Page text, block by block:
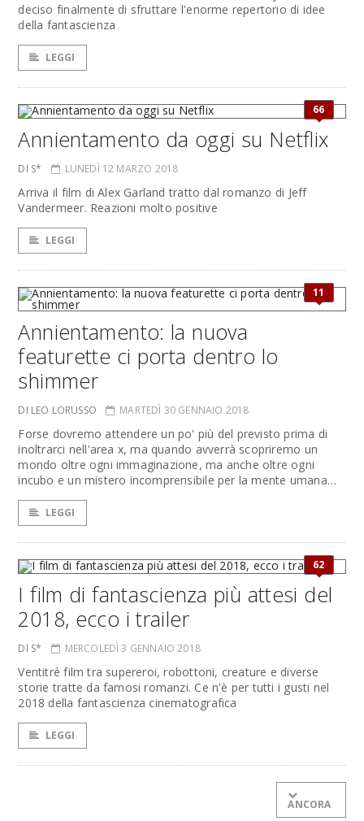
deciso finalmente di sfruttare l'enorme repertorio di idee
della fantascienza
LEGGI
66
Annientamento da oggi su Netflix
DI S* LUNEDÌ 12 MARZO 2018
Arriva il film di Alex Garland tratto dal romanzo di Jeff
Vandermeer. Reazioni molto positive
LEGGI
11
Annientamento: la nuova
featurette ci porta dentro lo
shimmer
DI LEO LORUSSO MARTEDÌ 30 GENNAIO 2018
Forse dovremo attendere un po' più del previsto prima di
inoltrarci nell'area x, ma quando avverrà scopriremo un
mondo oltre ogni immaginazione, ma anche oltre ogni
incubo e un mistero incomprensibile per la mente umana…
LEGGI
62
I film di fantascienza più attesi del
2018, ecco i trailer
DI S* MERCOLEDÌ 3 GENNAIO 2018
Ventitré film tra supereroi, robottoni, creature e diverse
storie tratte da famosi romanzi. Ce n'è per tutti i gusti nel
2018 della fantascienza cinematografica
LEGGI
ANCORA